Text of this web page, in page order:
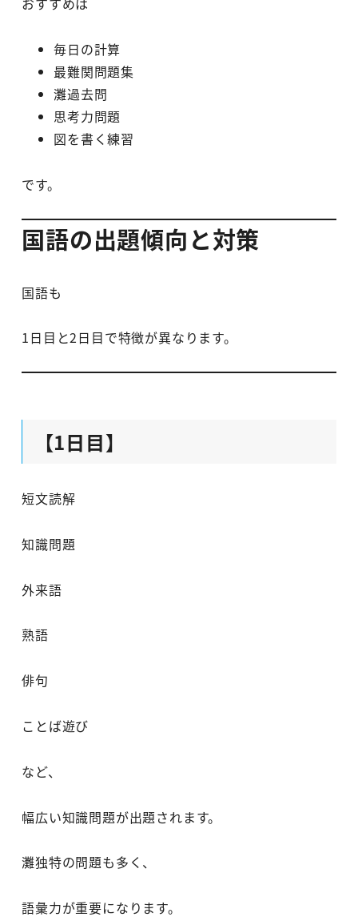
毎日の計算
最難関問題集
灘過去問
思考力問題
図を書く練習
です。
国語の出題傾向と対策
国語も
1日目と2日目で特徴が異なります。
【1日目】
短文読解
知識問題
外来語
熟語
俳句
ことば遊び
など、
幅広い知識問題が出題されます。
灘独特の問題も多く、
語彙力が重要になります。